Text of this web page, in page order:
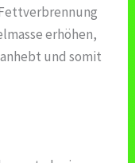
erhöhen,
und somit